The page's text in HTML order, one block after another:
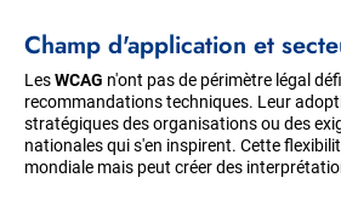
Champ d'application et
LesWCAG n'ont pas de périmètre légal
recommandations techniques. Leur
stratégiques des organisations ou des
nationales qui s'en inspirent. Cette
mondiale mais peut créer des